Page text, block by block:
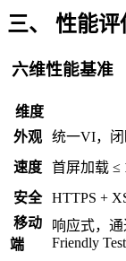
三、 性能
六维性能基准
维度
外观
统一VI，
速度
首屏加载 ≤
安全
HTTPS +
移动
端
响应式，通
Friendly Test